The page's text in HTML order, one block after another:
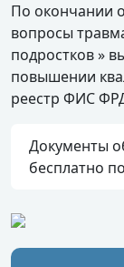
По окончании
вопросы
подростков »
повышении
реестр ФИС
Документы
бесплатно